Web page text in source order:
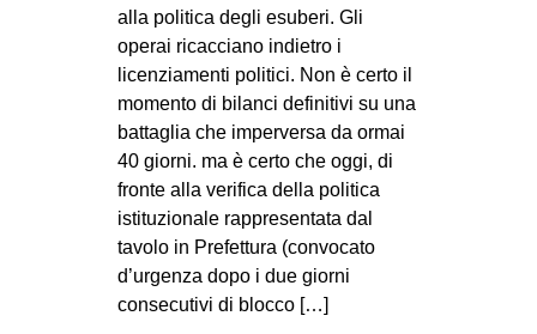
alla politica degli esuberi. Gli
operai ricacciano indietro i
licenziamenti politici. Non è certo il
momento di bilanci definitivi su una
battaglia che imperversa da ormai
40 giorni. ma è certo che oggi, di
fronte alla verifica della politica
istituzionale rappresentata dal
tavolo in Prefettura (convocato
d’urgenza dopo i due giorni
consecutivi di blocco […]